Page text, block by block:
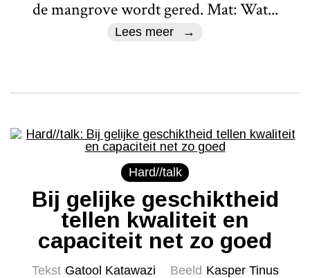
de mangrove wordt gered. Mat: Wat...
Lees meer
Hard//talk
Bij gelijke geschiktheid
tellen kwaliteit en
capaciteit net zo goed
Tekst Gatool Katawazi Beeld Kasper Tinus